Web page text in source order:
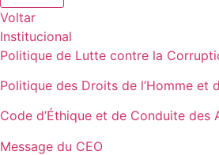
Voltar
Institucional
Politique de Lutte contre la
Politique des Droits de l’Homme et
Code d’Éthique et de Conduite des
Message du CEO